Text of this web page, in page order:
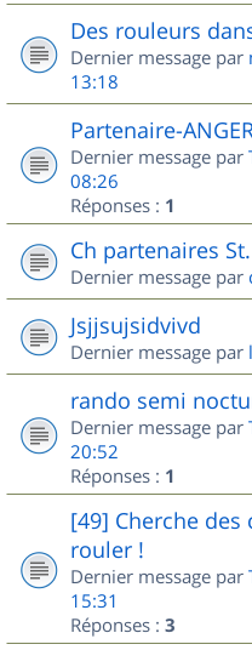
Des rouleurs
Dernier message par
13:18
Partenaire-
Dernier message par
08:26
Réponses : 1
Ch partenaires
Dernier message par
Jsjjsujsidvivd
Dernier message par
rando semi
Dernier message par
20:52
Réponses : 1
[49] Cherche
rouler !
Dernier message par
15:31
Réponses : 3